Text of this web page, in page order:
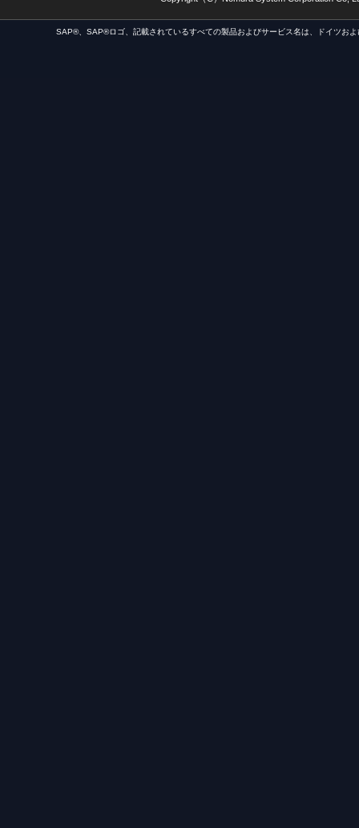
SAP®、SAP®ロゴ、記載されているすべての製品およびサービス名は、ドイツお